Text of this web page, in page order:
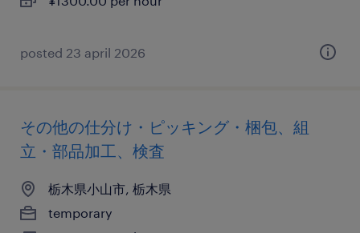
posted 23 april 2026
その他の仕分け・ピッキング・梱包、組
立・部品加工、検査
栃木県小山市, 栃木県
temporary